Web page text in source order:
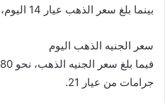
بينما بلغ سعر الذهب عيار 14 اليوم، نحو 3110 جنيه للجرام.
سعر الجنيه الذهب اليوم
جرامات من عيار 21.